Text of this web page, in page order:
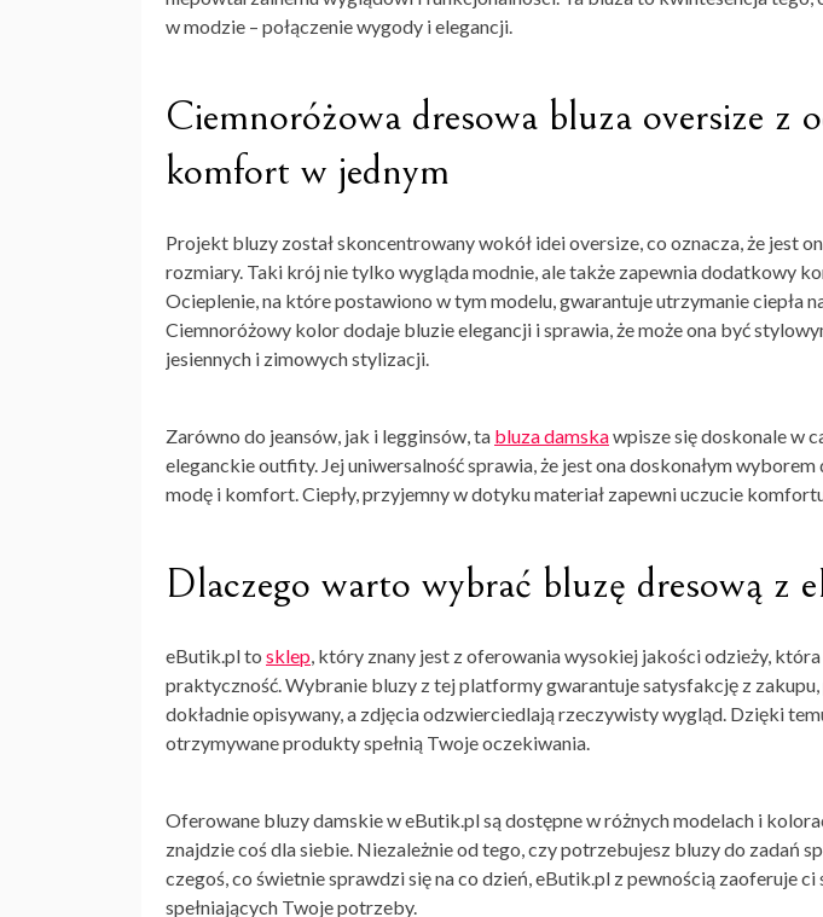
w modzie – połączenie wygody i elegancji.
Ciemnoróżowa dresowa bluza oversize z
komfort w jednym
Projekt bluzy został skoncentrowany wokół idei oversize, co oznacza, że jest
rozmiary. Taki krój nie tylko wygląda modnie, ale także zapewnia dodatkowy
Ocieplenie, na które postawiono w tym modelu, gwarantuje utrzymanie ciepła
Ciemnoróżowy kolor dodaje bluzie elegancji i sprawia, że może ona być
jesiennych i zimowych stylizacji.
Zarówno do jeansów, jak i legginsów, ta bluza damskawpisze się doskonale w
eleganckie outfity. Jej uniwersalność sprawia, że jest ona doskonałym
modę i komfort. Ciepły, przyjemny w dotyku materiał zapewni uczucie
Dlaczego warto wybrać bluzę dresową z
eButik.pl to sklep, który znany jest z oferowania wysokiej jakości odzieży,
praktyczność. Wybranie bluzy z tej platformy gwarantuje satysfakcję z
dokładnie opisywany, a zdjęcia odzwierciedlają rzeczywisty wygląd. Dzięki
otrzymywane produkty spełnią Twoje oczekiwania.
Oferowane bluzy damskie w eButik.pl są dostępne w różnych modelach i
znajdzie coś dla siebie. Niezależnie od tego, czy potrzebujesz bluzy do zadań
czegoś, co świetnie sprawdzi się na co dzień, eButik.pl z pewnością zaoferuje
spełniających Twoje potrzeby.